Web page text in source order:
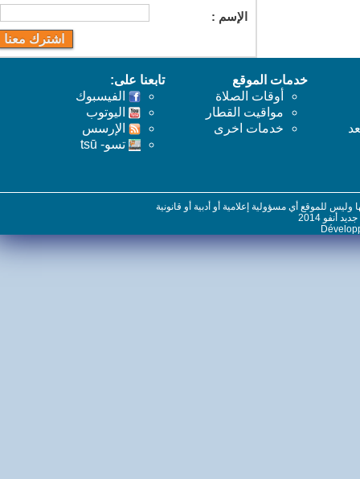
اﻹسم :
خدمات الموقع
أوقات الصلاة
مواقيت القطار
خدمات اخرى
تابعنا على:
الفيسبوك
اليوتوب
اﻹرسس
تسو- tsū
للموقع أي مسؤولية إعلامية أو أدبية أو قانونية
2014